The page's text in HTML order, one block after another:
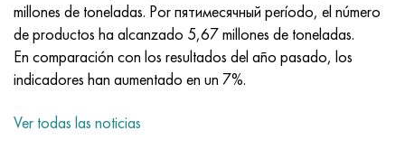
millones de toneladas. Por пятимесячный período, el número
de productos ha alcanzado 5,67 millones de toneladas.
En comparación con los resultados del año pasado, los
indicadores han aumentado en un 7%.
Ver todas las noticias
multimetro n155
Nicrofer 5923 hMo
68NKhVKTYu
79NM, Lupa 7904
XN70YU
HN75MBTYu
TL5
A LAS 6
1.4570-aisi303Cu
1.4574 - Aleación PH 15-7 Mo®
18X11MNFB
18X12VMBFR
30hgs, 30hgs
30hgsa, 30hgsa